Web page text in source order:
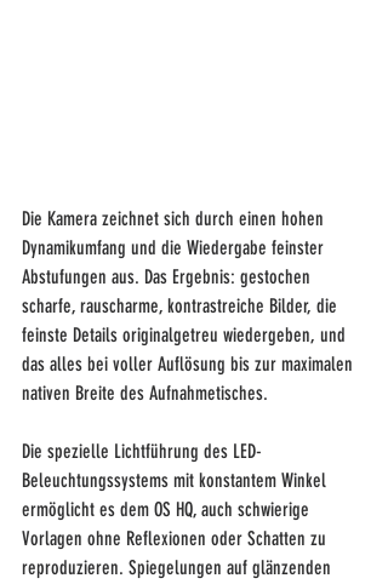
Die Kamera zeichnet sich durch einen hohen
Dynamikumfang und die Wiedergabe feinster
Abstufungen aus. Das Ergebnis: gestochen
scharfe, rauscharme, kontrastreiche Bilder, die
feinste Details originalgetreu wiedergeben, und
das alles bei voller Auflösung bis zur maximalen
nativen Breite des Aufnahmetisches.
Die spezielle Lichtführung des LED-
Beleuchtungssystems mit konstantem Winkel
ermöglicht es dem OS HQ, auch schwierige
Vorlagen ohne Reflexionen oder Schatten zu
reproduzieren. Spiegelungen auf glänzenden